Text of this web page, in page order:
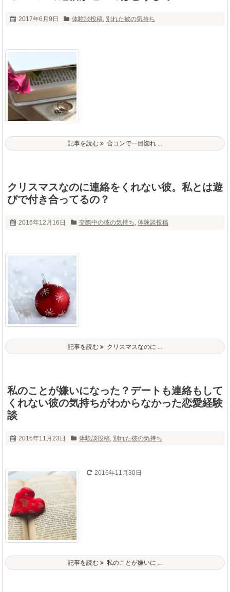
2017年6月9日 体験談投稿, 別れた彼の気持ち
記事を読む 合コンで一目惚れ ...
クリスマスなのに連絡をくれない彼。私とは遊
びで付き合ってるの？
2016年12月16日 交際中の彼の気持ち, 体験談投稿
記事を読む クリスマスなのに ...
私のことが嫌いになった？デートも連絡もして
くれない彼の気持ちがわからなかった恋愛経験
談
2016年11月23日 体験談投稿, 別れた彼の気持ち
2016年11月30日
記事を読む 私のことが嫌いに ...